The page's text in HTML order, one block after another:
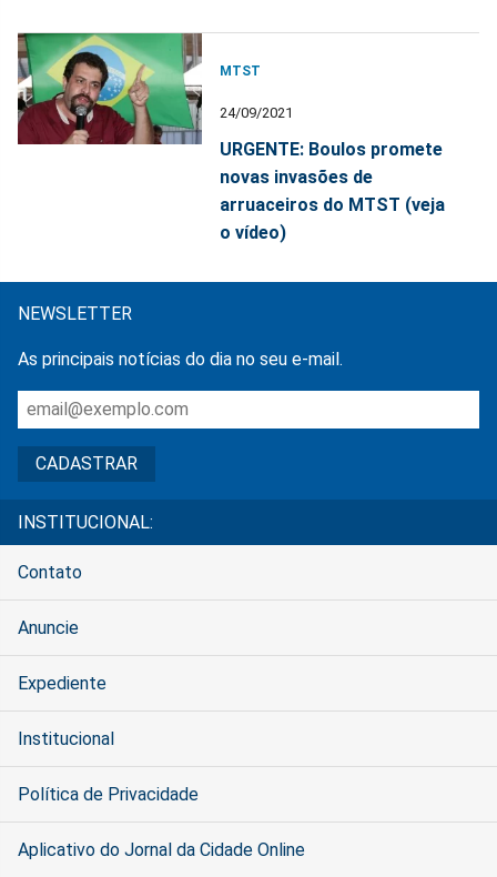
MTST
24/09/2021
URGENTE: Boulos promete
novas invasões de
arruaceiros do MTST (veja
o vídeo)
NEWSLETTER
As principais notícias do dia no seu e-mail.
INSTITUCIONAL:
Contato
Anuncie
Expediente
Institucional
Política de Privacidade
Aplicativo do Jornal da Cidade Online